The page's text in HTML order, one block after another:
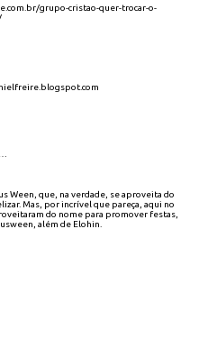
grupo-cristao-quer-trocar-o-
Ween, que, na verdade, se aproveita do
Mas, por incrível que pareça, aqui no
do nome para promover festas,
além de Elohin.